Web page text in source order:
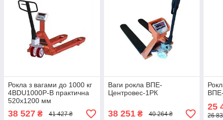
Рокла з вагами до 1000 кг
4BDU1000P-В практична
520x1200 мм
38 527 ₴ 41 427 ₴
Ваги рокла ВПЕ-
Центровес-1РК
38 251₴ 40 264 ₴
25
26